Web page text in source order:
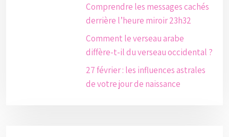
Comprendre les messages cachés
derrière l’heure miroir 23h32
Comment le verseau arabe
diffère-t-il du verseau occidental ?
27 février : les influences astrales
de votre jour de naissance